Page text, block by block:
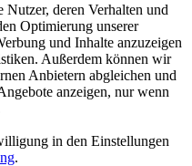
Nutzer, deren Verhalten und
Optimierung unserer
und Inhalte anzuzeigen
Außerdem können wir
Anbietern abgleichen und
anzeigen, nur wenn
in den Einstellungen
.